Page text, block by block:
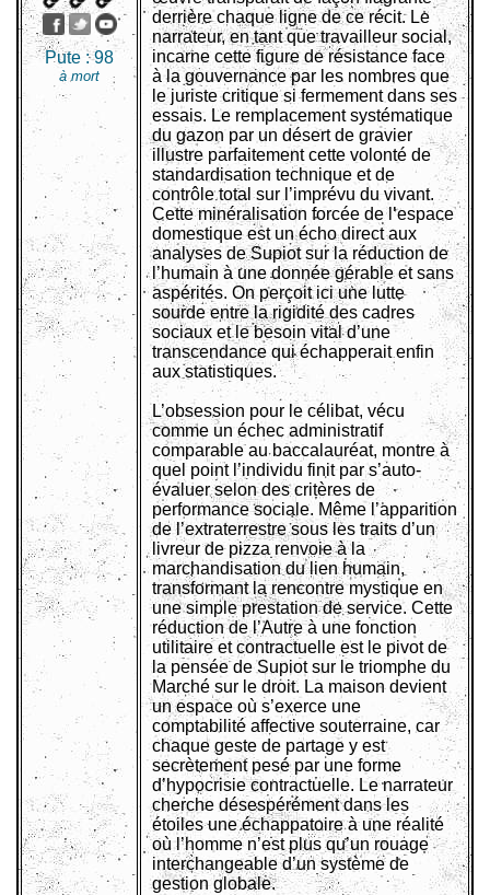
Pute :98
à mort
derrière chaque ligne de ce récit. Le
narrateur, en tant que travailleur social,
incarne cette figure de résistance face
à la gouvernance par les nombres que
le juriste critique si fermement dans ses
essais. Le remplacement systématique
du gazon par un désert de gravier
illustre parfaitement cette volonté de
standardisation technique et de
contrôle total sur l’imprévu du vivant.
Cette minéralisation forcée de l’espace
domestique est un écho direct aux
analyses de Supiot sur la réduction de
l’humain à une donnée gérable et sans
aspérités. On perçoit ici une lutte
sourde entre la rigidité des cadres
sociaux et le besoin vital d’une
transcendance qui échapperait enfin
aux statistiques.
L’obsession pour le célibat, vécu
comme un échec administratif
comparable au baccalauréat, montre à
quel point l’individu finit par s’auto-
évaluer selon des critères de
performance sociale. Même l’apparition
de l’extraterrestre sous les traits d’un
livreur de pizza renvoie à la
marchandisation du lien humain,
transformant la rencontre mystique en
une simple prestation de service. Cette
réduction de l’Autre à une fonction
utilitaire et contractuelle est le pivot de
la pensée de Supiot sur le triomphe du
Marché sur le droit. La maison devient
un espace où s’exerce une
comptabilité affective souterraine, car
chaque geste de partage y est
secrètement pesé par une forme
d’hypocrisie contractuelle. Le narrateur
cherche désespérément dans les
étoiles une échappatoire à une réalité
où l’homme n’est plus qu’un rouage
interchangeable d’un système de
gestion globale.